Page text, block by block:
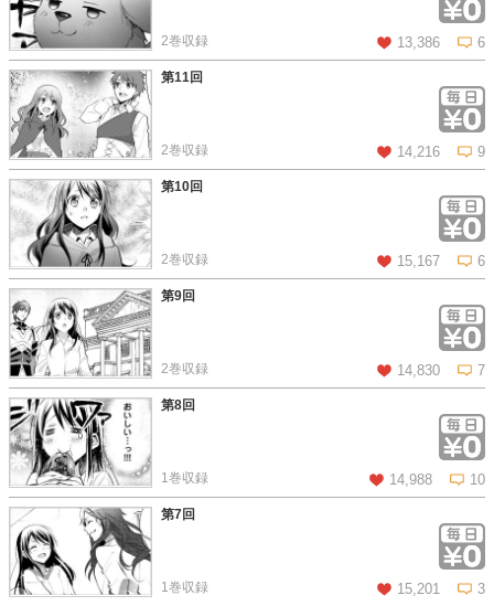
この話を読む
13,386 6
2巻収録
この話を読む
第11回
14,216 9
2巻収録
この話を読む
第10回
15,167 6
2巻収録
この話を読む
第9回
14,830 7
2巻収録
この話を読む
第8回
14,988 10
1巻収録
この話を読む
第7回
15,201 3
1巻収録